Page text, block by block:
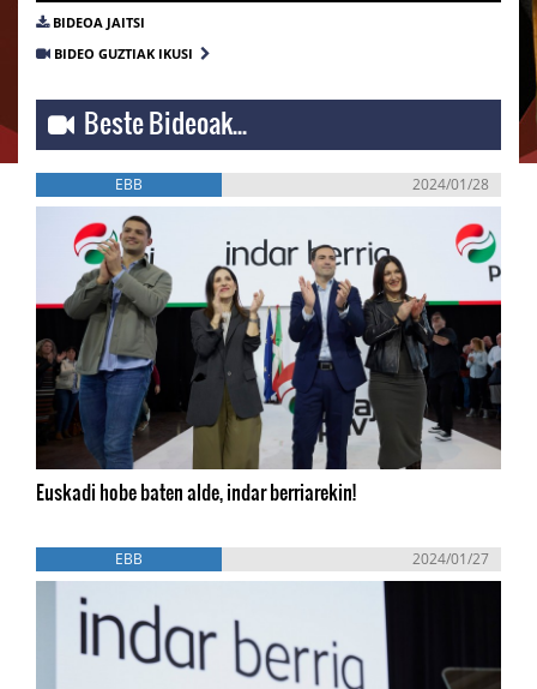
BIDEOA JAITSI
BIDEO GUZTIAK IKUSI
Beste Bideoak...
EBB 2024/01/28
Euskadi hobe baten alde, indar berriarekin!
EBB 2024/01/27